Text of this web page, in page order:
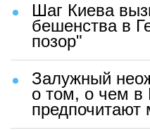
Шаг Киева
бешенства в
позор"
Залужный
о том, о чем в
предпочитают